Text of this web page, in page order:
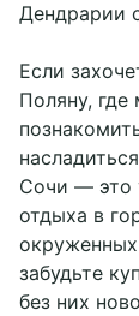
Дендрарии
Если
Поляну,
Сочи — это
отдыха в
забудьте
без них